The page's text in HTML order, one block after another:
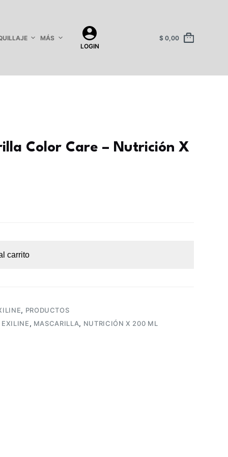
MÁS
LOGIN
$ 0,00
Color Care – Nutrición X
carrito
, PRODUCTOS
EXILINE, MASCARILLA, NUTRICIÓN X 200 ML